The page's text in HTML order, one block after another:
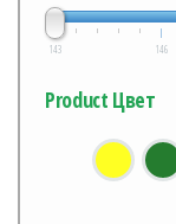
143 146
Product Цвет